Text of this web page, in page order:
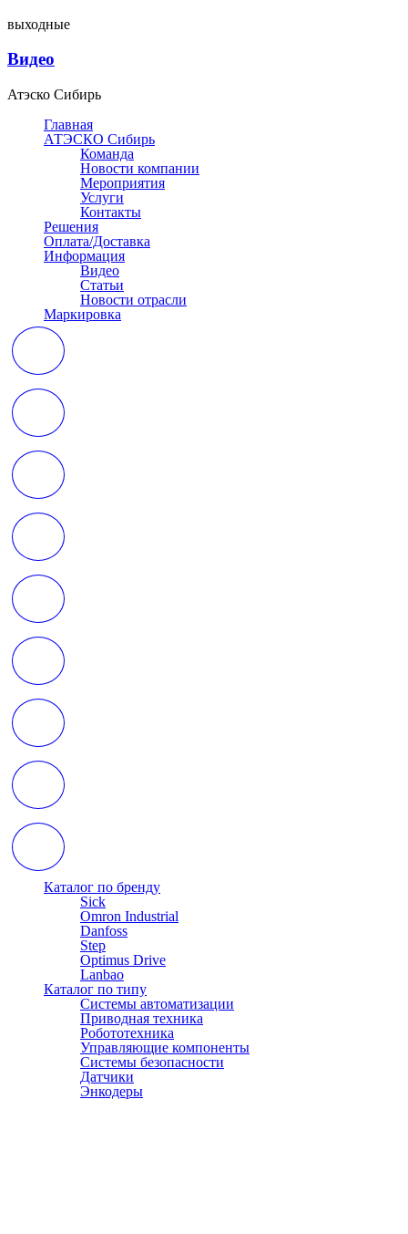
выходные
Видео
Атэско Сибирь
Главная
АТЭСКО Сибирь
Команда
Новости компании
Мероприятия
Услуги
Контакты
Решения
Оплата/Доставка
Информация
Видео
Статьи
Новости отрасли
Маркировка
Каталог по бренду
Sick
Omron Industrial
Danfoss
Step
Optimus Drive
Lanbao
Каталог по типу
Системы автоматизации
Приводная техника
Робототехника
Управляющие компоненты
Системы безопасности
Датчики
Энкодеры